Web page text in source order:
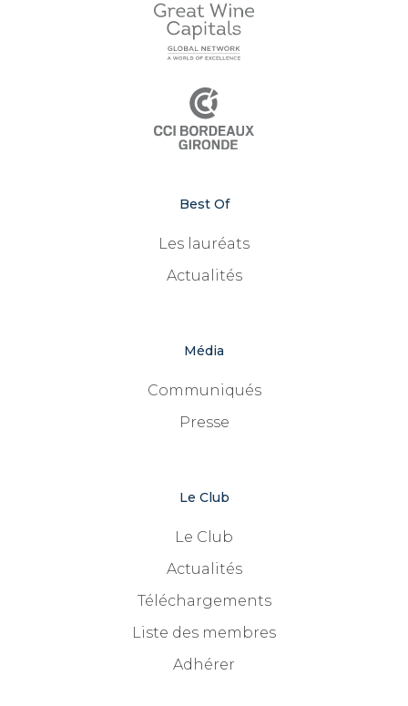
Best Of
Les lauréats
Actualités
Média
Communiqués
Presse
Le Club
Le Club
Actualités
Téléchargements
Liste des membres
Adhérer